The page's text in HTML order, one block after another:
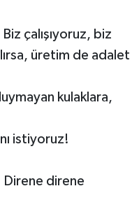
çalışıyoruz, biz
üretim de adalet
kulaklara,
istiyoruz!
Direne direne